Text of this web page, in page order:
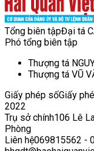
Tổng biên tậpĐại tá
Phó tổng biên tập
Thượng tá
Thượng tá VŨ
Giấy phép sốGiấy
2022
Trụ sở chính106 Lê
Phòng
Liên hệ069815562 -